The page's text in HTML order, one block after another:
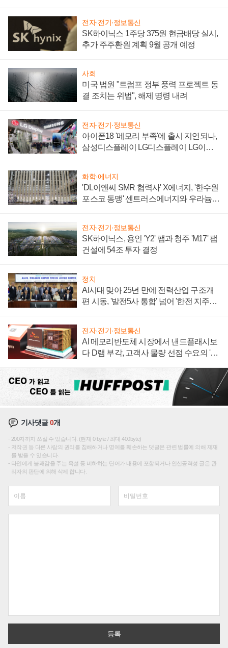
전자·전기·정보통신
SK하이닉스 1주당 375원 현금배당 실시,
추가 주주환원 계획 9월 공개 예정
사회
미국 법원 "트럼프 정부 풍력 프로젝트 동
결 조치는 위법", 해제 명령 내려
전자·전기·정보통신
아이폰18 '메모리 부족'에 출시 지연되나,
삼성디스플레이 LG디스플레이 LG이노
화학·에너지
'DL이앤씨 SMR 협력사' X에너지, '한수원
포스코 동맹' 센트러스에너지와 우라늄
전자·전기·정보통신
SK하이닉스, 용인 'Y2' 팹과 청주 'M17' 팹
건설에 54조 투자 결정
정치
AI시대 맞아 25년 만에 전력산업 구조개
편 시동, '발전5사 통합' 넘어 '한전 지주사'
전자·전기·정보통신
AI 메모리반도체 시장에서 낸드플래시보
다 D램 부각, 고객사 물량 선점 수요의 '우
기사댓글0개
200자까지 쓰실 수 있습니다. (현재 0 byte / 최대 400byte)
저작권 등 다른 사람의 권리를 침해하거나 명예를 훼손하는 댓글은 관련 법률에 의해 제재
를 받을 수 있습니다.
타인에게 불쾌감을 주는 욕설 등 비하하는 단어가 내용에 포함되거나 인신공격성 글은 관
리자의 판단에 의해 삭제 합니다.